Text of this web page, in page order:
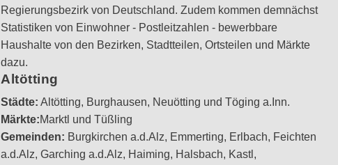
Regierungsbezirk von Deutschland. Zudem kommen demnächst
Statistiken von Einwohner - Postleitzahlen - bewerbbare
Haushalte von den Bezirken, Stadtteilen, Ortsteilen und Märkte
dazu.
Altötting
Städte: Altötting, Burghausen, Neuötting und Töging a.Inn.
Märkte:Marktl und Tüßling
Gemeinden: Burgkirchen a.d.Alz, Emmerting, Erlbach, Feichten
a.d.Alz, Garching a.d.Alz, Haiming, Halsbach, Kastl,